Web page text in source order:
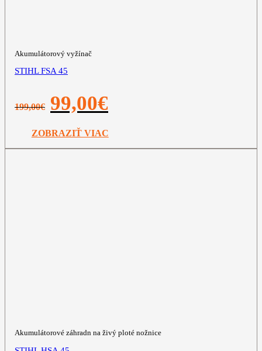
Akumulátorový vyžínač
STIHL FSA 45
199,00€
Pôvodná
cena
199,00€.
99,00€
ZOBRAZIŤ VIAC
Akumulátorové záhradn na živý ploté nožnice